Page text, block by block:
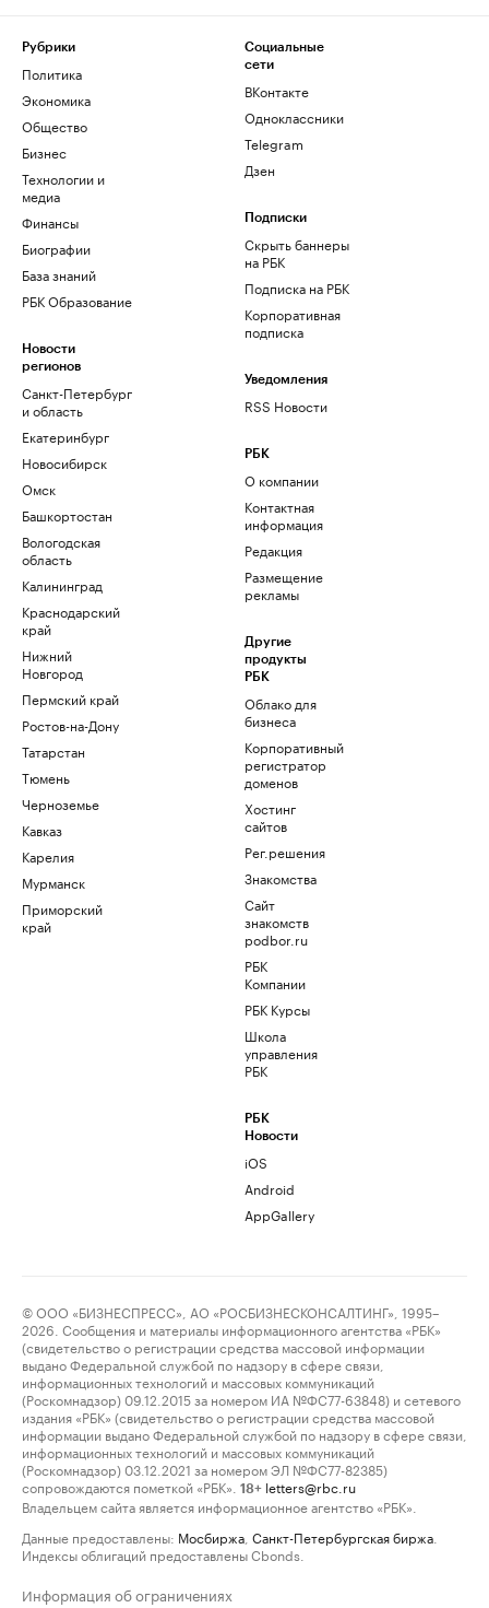
Рубрики
Политика
Экономика
Общество
Бизнес
Технологии и
медиа
Финансы
Биографии
База знаний
РБК Образование
Новости
регионов
Санкт-Петербург
и область
Екатеринбург
Новосибирск
Омск
Башкортостан
Вологодская
область
Калининград
Краснодарский
край
Нижний
Новгород
Пермский край
Ростов-на-Дону
Татарстан
Тюмень
Черноземье
Кавказ
Карелия
Мурманск
Приморский
край
Социальные
сети
ВКонтакте
Одноклассники
Telegram
Дзен
Подписки
Скрыть баннеры
на РБК
Подписка на РБК
Корпоративная
подписка
Уведомления
RSS Новости
РБК
О компании
Контактная
информация
Редакция
Размещение
рекламы
Другие
продукты
РБК
Облако для
бизнеса
Корпоративный
регистратор
доменов
Хостинг
сайтов
Рег.решения
Знакомства
Сайт
знакомств
podbor.ru
РБК
Компании
РБК Курсы
Школа
управления
РБК
РБК
Новости
iOS
Android
AppGallery
© ООО «БИЗНЕСПРЕСС», АО «РОСБИЗНЕСКОНСАЛТИНГ», 1995–
2026. Сообщения и материалы информационного агентства «РБК»
(свидетельство о регистрации средства массовой информации
выдано Федеральной службой по надзору в сфере связи,
информационных технологий и массовых коммуникаций
(Роскомнадзор) 09.12.2015 за номером ИА №ФС77-63848) и сетевого
издания «РБК» (свидетельство о регистрации средства массовой
информации выдано Федеральной службой по надзору в сфере связи,
информационных технологий и массовых коммуникаций
(Роскомнадзор) 03.12.2021 за номером ЭЛ №ФС77-82385)
сопровождаются пометкой «РБК».
18+ letters@rbc.ru
Владельцем сайта является информационное агентство «РБК».
Данные предоставлены: Мосбиржа Санкт-Петербургская биржа
Индексы облигаций предоставлены Cbonds.
Информация об ограничениях